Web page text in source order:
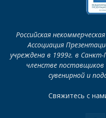
Российская
Ассоциация
учреждена в 1999г. в
членстве поставщиков
сувенирной и
Свяжитесь с